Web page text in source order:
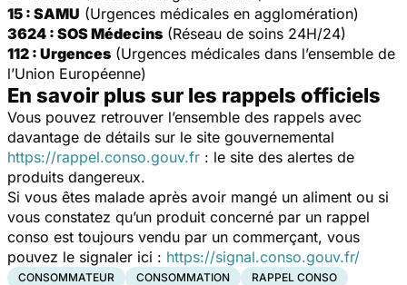
15 : SAMU (Urgences médicales en agglomération)
3624 : SOS Médecins (Réseau de soins 24H/24)
112 : Urgences (Urgences médicales dans l’ensemble de
l’Union Européenne)
En savoir plus sur les rappels officiels
Vous pouvez retrouver l’ensemble des rappels avec
davantage de détails sur le site gouvernemental
https://rappel.conso.gouv.fr : le site des alertes de
produits dangereux.
Si vous êtes malade après avoir mangé un aliment ou si
vous constatez qu’un produit concerné par un rappel
conso est toujours vendu par un commerçant, vous
pouvez le signaler ici : https://signal.conso.gouv.fr/
CONSOMMATEUR CONSOMMATION
RAPPEL CONSO